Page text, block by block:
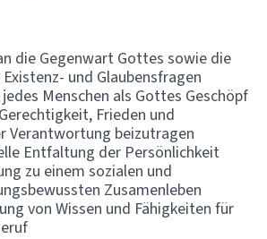
die Gegenwart Gottes sowie die
und Glaubensfragen
Menschen als Gottes Geschöpf
Frieden und
Verantwortung beizutragen
Entfaltung der Persönlichkeit
zu einem sozialen und
Zusamenleben
von Wissen und Fähigkeiten für